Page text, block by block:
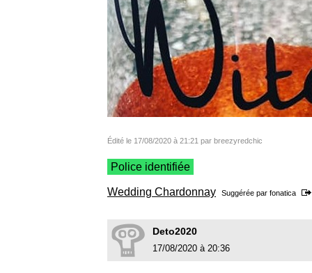
Édité le 17/08/2020 à 21:21 par breezyredchic
Police identifiée
Wedding Chardonnay Suggérée par fonatica
Deto2020
17/08/2020 à 20:36